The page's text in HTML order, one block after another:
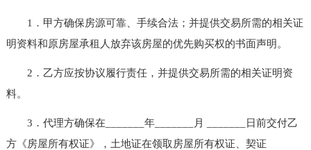
1．甲方确保房源可靠、手续合法；并提供交易所需的相关证
明资料和原房屋承租人放弃该房屋的优先购买权的书面声明。
2．乙方应按协议履行责任，并提供交易所需的相关证明资
料。
3．代理方确保在_______年_______月 _______日前交付乙
方《房屋所有权证》，土地证在领取房屋所有权证、契证